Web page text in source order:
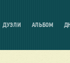
ДУЭЛИ АЛЬБОМ